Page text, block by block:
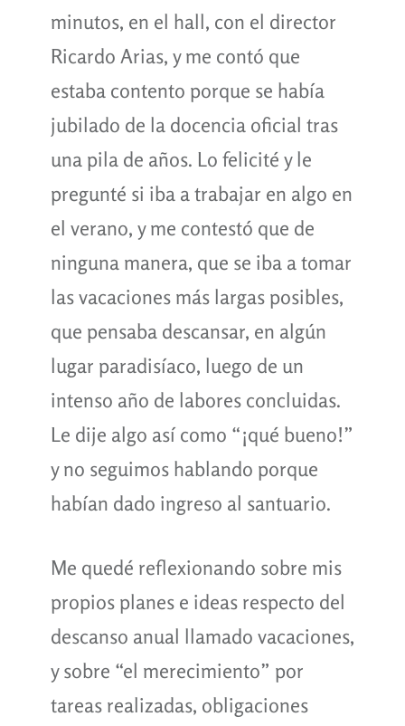
minutos, en el hall, con el director
Ricardo Arias, y me contó que
estaba contento porque se había
jubilado de la docencia oficial tras
una pila de años. Lo felicité y le
pregunté si iba a trabajar en algo en
el verano, y me contestó que de
ninguna manera, que se iba a tomar
las vacaciones más largas posibles,
que pensaba descansar, en algún
lugar paradisíaco, luego de un
intenso año de labores concluidas.
Le dije algo así como “¡qué bueno!”
y no seguimos hablando porque
habían dado ingreso al santuario.
Me quedé reflexionando sobre mis
propios planes e ideas respecto del
descanso anual llamado vacaciones,
y sobre “el merecimiento” por
tareas realizadas, obligaciones